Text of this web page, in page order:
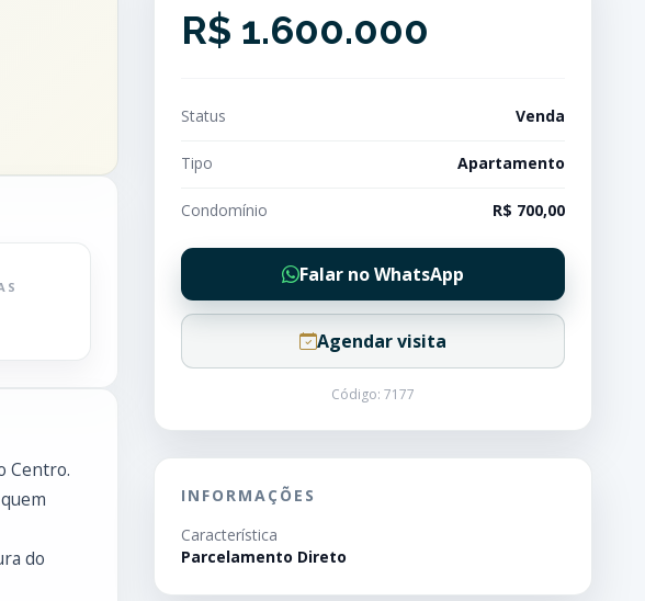
Centro.
do
R$ 1.600.000
Status Venda
Tipo Apartamento
Condomínio R$ 700,00
Falar no WhatsApp
Agendar visita
Código: 7177
INFORMAÇÕES
Característica
Parcelamento Direto